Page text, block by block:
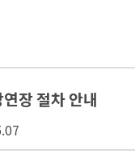
장 절차 안내